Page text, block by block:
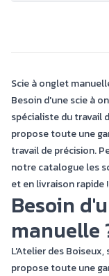
Scie à onglet
Besoin d'une scie à
spécialiste du travail
propose toute une
travail de précision.
notre catalogue les
et en livraison rapide !
Besoin
manuelle
L'Atelier des
propose toute une